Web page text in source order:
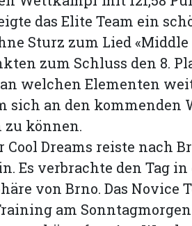
das Elite Team ein
Sturz zum Lied
zum Schluss den 8.
welchen Elementen
sich an den kommenden
zu können.
Cool Dreams reiste nach
Es verbrachte den Tag in
von Brno. Das Novice
am